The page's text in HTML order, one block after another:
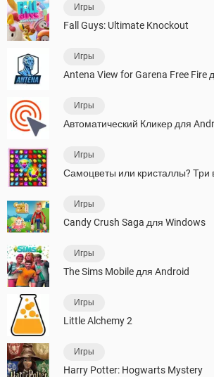
Игры
Fall Guys: Ultimate Knockout
Игры
Antena View for Garena Free Fire
Игры
Автоматический Кликер для
Игры
Самоцветы или кристаллы? Три
Игры
Candy Crush Saga для Windows
Игры
The Sims Mobile для Android
Игры
Little Alchemy 2
Игры
Harry Potter: Hogwarts Mystery